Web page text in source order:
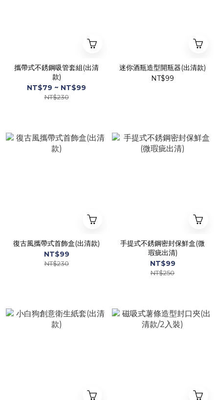
攜帶式不銹鋼吸管套組(出清
款)
NT$79 ~ NT$99
NT$230
迷你酒瓶造型開瓶器(出清款)
NT$99
復古風攜帶式首飾盒(出清款)
NT$99
NT$230
手提式不銹鋼密封保鮮盒(微
瑕疵出清)
NT$99
NT$250